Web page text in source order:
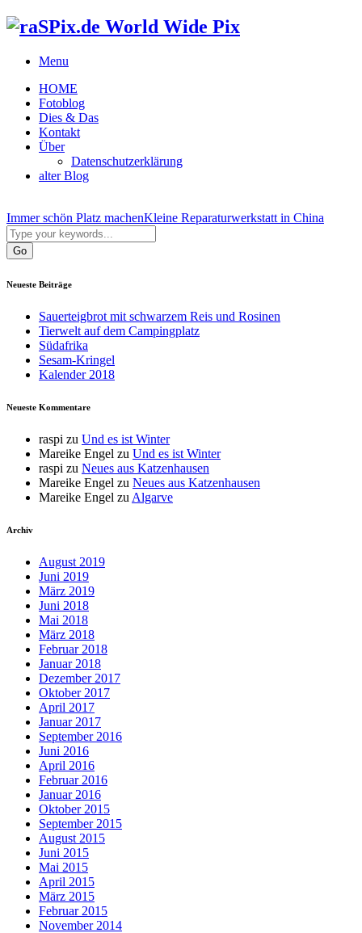
World Wide Pix
Menu
HOME
Fotoblog
Dies & Das
Kontakt
Über
Datenschutzerklärung
alter Blog
Immer schön Platz machenKleine Reparaturwerkstatt in China
Neueste Beiträge
Sauerteigbrot mit schwarzem Reis und Rosinen
Tierwelt auf dem Campingplatz
Südafrika
Sesam-Kringel
Kalender 2018
Neueste Kommentare
raspi zu Und es ist Winter
Mareike Engel zu Und es ist Winter
raspi zu Neues aus Katzenhausen
Mareike Engel zu Neues aus Katzenhausen
Mareike Engel zu Algarve
Archiv
August 2019
Juni 2019
März 2019
Juni 2018
Mai 2018
März 2018
Februar 2018
Januar 2018
Dezember 2017
Oktober 2017
April 2017
Januar 2017
September 2016
Juni 2016
April 2016
Februar 2016
Januar 2016
Oktober 2015
September 2015
August 2015
Juni 2015
Mai 2015
April 2015
März 2015
Februar 2015
November 2014